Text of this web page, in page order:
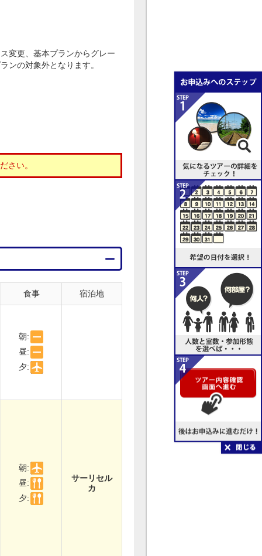
変更、基本プランからグレー
ンの対象外となります。
さい。
食事 宿泊地
朝:
昼:
夕:
朝:
昼:
夕:
サーリセル
カ